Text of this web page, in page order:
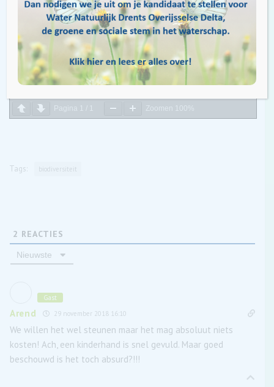
Pagina 1 1 Zoomen 100%
Tags: biodiversiteit
2 REACTIES
Nieuwste
Gast
Arend 29 november 2018 16:10
We willen het wel steunen maar het mag absoluut niets
kosten! Ach, een kinderhand is snel gevuld. Maar goed
beschouwd is het toch absurd?!!!